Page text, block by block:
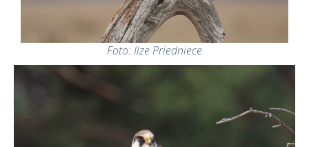
Foto: Ilze Priedniece